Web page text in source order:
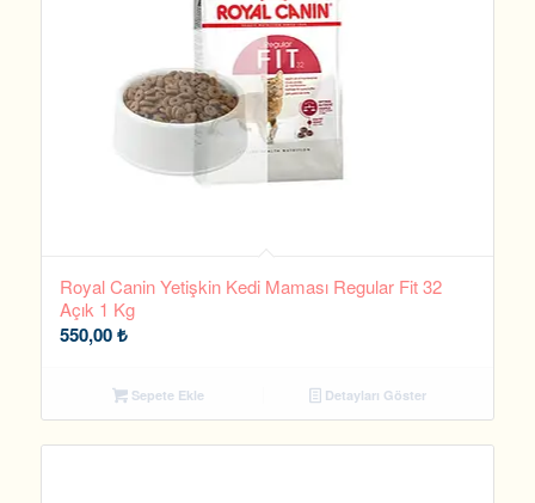
Royal Canin Yetişkin Kedi Maması Regular Fit 32
Açık 1 Kg
550,00₺
Sepete Ekle Detayları Göster